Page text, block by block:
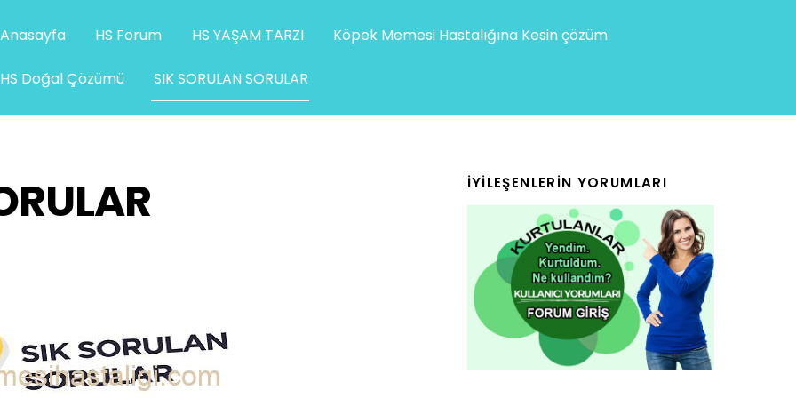
Anasayfa HS Forum HS YAŞAM TARZI Köpek Memesi Hastalığına Kesin çözüm
HS Doğal Çözümü SIK SORULAN SORULAR
İYILEŞENLERIN YORUMLARI